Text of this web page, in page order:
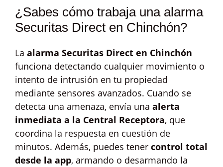
¿Sabes cómo trabaja una alarma
Securitas Direct en Chinchón?
La alarma Securitas Direct en Chinchón
funciona detectando cualquier movimiento o
intento de intrusión en tu propiedad
mediante sensores avanzados. Cuando se
detecta una amenaza, envía una alerta
inmediata a la Central Receptora, que
coordina la respuesta en cuestión de
minutos. Además, puedes tener control total
desde la app, armando o desarmando la